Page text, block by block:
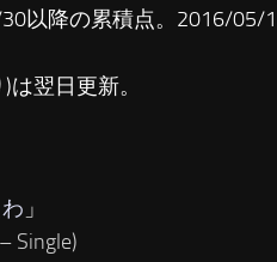
以降の累積点。2016/05/
は翌日更新。
」
Single)